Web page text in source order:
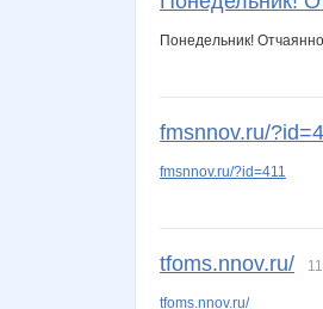
Понедельник!
fmsnnov.ru/
fmsnnov.ru/?id=411
tfoms.nnov.ru/
tfoms.nnov.ru/